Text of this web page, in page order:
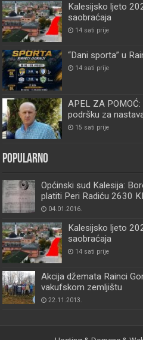
Kalesijsko ljeto
saobraćaja
14 sati prije
“Dani sporta” u
14 sati prije
APEL ZA
podršku za
15 sati prije
Popularno
Općinski sud Kalesija:
platiti Peri Radiću 2630
04.01.2016.
Kalesijsko ljeto
saobraćaja
14 sati prije
Akcija džemata Rainci
vakufskom zemljištu
22.11.2013.